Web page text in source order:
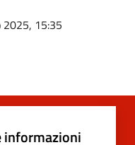
2025, 15:35
informazioni